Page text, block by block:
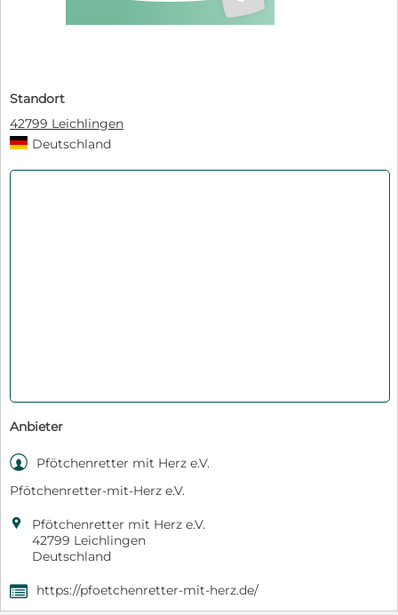
Standort
42799 Leichlingen
Deutschland
Anbieter

Pfötchenretter mit Herz e.V.
Pfötchenretter-mit-Herz e.V.

Pfötchenretter mit Herz e.V.
42799 Leichlingen
Deutschland
, https://pfoetchenretter-mit-herz.de/